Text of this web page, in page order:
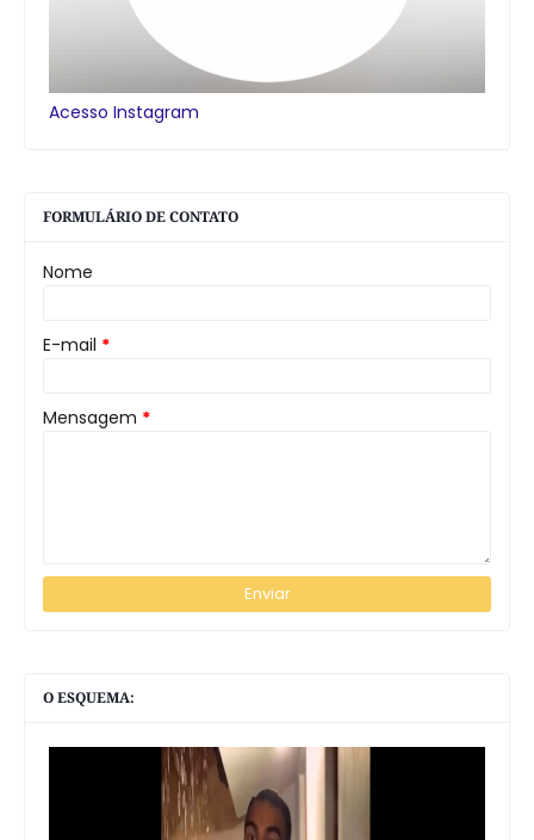
Acesso Instagram
FORMULÁRIO DE CONTATO
Nome
E-mail *
Mensagem *
O ESQUEMA: